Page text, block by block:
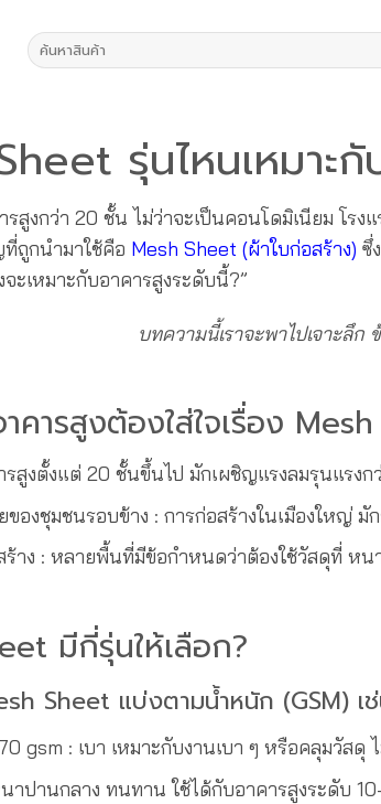
ค้นหา:
รุ่นไหนเหมา
รสูงกว่า 20 ชั้น ไม่ว่าจะเป็นคอนโดมิเนียม โ
ถูกนำมาใช้คือ Mesh Sheet (ผ้าใบก่อสร้าง) ซึ่
ะเหมาะกับอาคารสูงระดับนี้?”
บทความนี้เราจะพาไปเจาะลึ
าคารสูงต้องใส่ใจเรื่อง
รสูงตั้งแต่ 20 ชั้นขึ้นไป มักเผชิญแรงลมรุนแรง
ของชุมชนรอบข้าง : การก่อสร้างในเมืองใหญ่
ร้าง : หลายพื้นที่มีข้อกำหนดว่าต้องใช้วัสดุที่ ห
มีกี่รุ่นให้เลือก?
Sheet แบ่งตามน้ำหนัก (GSM) เ
gsm : เบา เหมาะกับงานเบา ๆ หรือคลุมวัสดุ
าปานกลาง ทนทาน ใช้ได้กับอาคารสูงระดับ